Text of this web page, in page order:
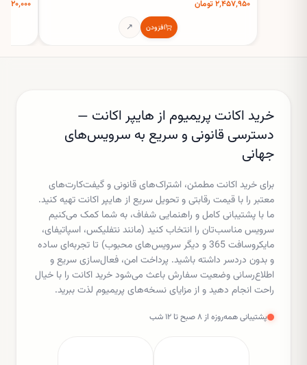
۲٬۴۵۷٬۹۵۰ تومان
افزودن ↗
۸۲۰٬۰۰۰ تومان
خرید اکانت پریمیوم از هایپر اکانت —
دسترسی قانونی و سریع به سرویس‌های
جهانی
برای خرید اکانت مطمئن، اشتراک‌های قانونی و گیفت‌کارت‌های
معتبر را با قیمت رقابتی و تحویل سریع از هایپر اکانت تهیه کنید.
ما با پشتیبانی کامل و راهنمایی شفاف، به شما کمک می‌کنیم
سرویس مناسب‌تان را انتخاب کنید (مانند نتفلیکس، اسپاتیفای،
مایکروسافت 365 و دیگر سرویس‌های محبوب) تا تجربه‌ای ساده
و بدون دردسر داشته باشید. پرداخت امن، فعال‌سازی سریع و
اطلاع‌رسانی وضعیت سفارش باعث می‌شود خرید اکانت را با خیال
راحت انجام دهید و از مزایای نسخه‌های پریمیوم لذت ببرید.
پشتیبانی همه‌روزه از ۸ صبح تا ۱۲ شب